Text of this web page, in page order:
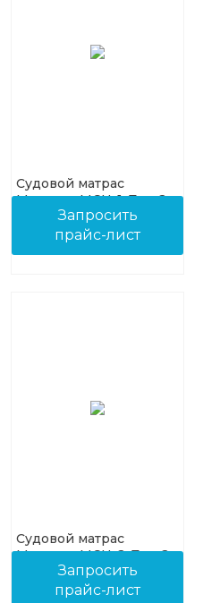
Судовой матрас
Матрекс-МСН-1, Тип 2
Запросить
прайс-лист
Судовой матрас
Матрекс-МСН-2, Тип 2
Запросить
прайс-лист